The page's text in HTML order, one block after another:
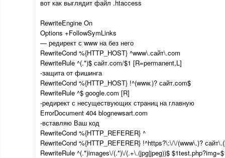
вот как выглядит файл .htaccess
RewriteEngine On
Options +FollowSymLinks
— редирект с www на без него
RewriteCond %{HTTP_HOST} ^www\.сайт\.com
RewriteRule ^(.*)$ сайт.com/$1 [R=permanent,L]
-защита от фишинга
RewriteCond %{HTTP_HOST} !^(www.)? сайт.com$
RewriteRule ^$ google.com [R]
-редирект с несуществующих страниц на главную
ErrorDocument 404 blognewsart.com
-вставляю Ваш код
RewriteCond %{HTTP_REFERER} ^
RewriteCond %{HTTP_REFERER} !^https?\:\/\/(www\.)?
RewriteRule ^(.*)images\/(.*)\/(.+\.(jpg|jpeg))$